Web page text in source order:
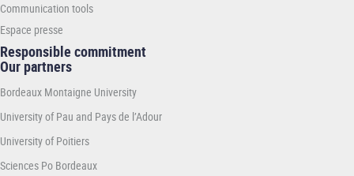
Communication tools
Espace presse
Responsible commitment
Our partners
Bordeaux Montaigne University
University of Pau and Pays de l’Adour
University of Poitiers
Sciences Po Bordeaux